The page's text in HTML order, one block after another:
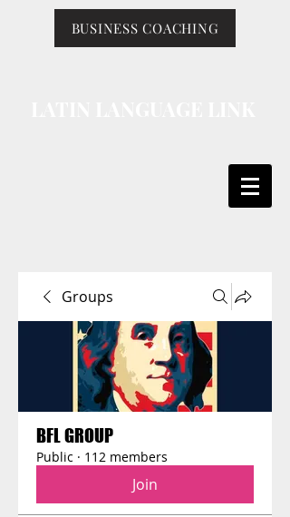
BUSINESS COACHING
Groups
BFL GROUP
Public · 112 members
Join